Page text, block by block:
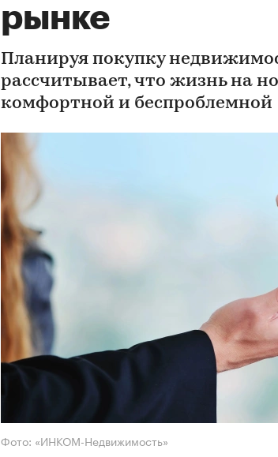
рынке
Планируя покупку
рассчитывает, что жизнь на
комфортной и беспроблемной
Фото: «ИНКОМ-Недвижимость»